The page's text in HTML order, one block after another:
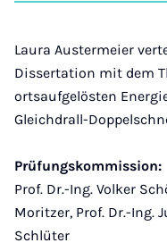
Laura Austermeier
Dissertation mit dem
ortsaufgelösten
Gleichdrall-
Prüfungskommission:
Prof. Dr.-Ing. Volker
Moritzer, Prof. Dr.-Ing.
Schlüter